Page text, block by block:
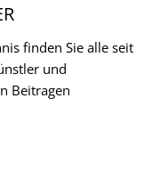
finden Sie alle seit
und
Beitragen